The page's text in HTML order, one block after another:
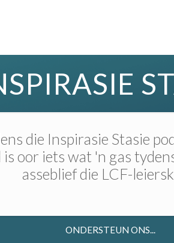
die Inspirasie Stasie
oor iets wat 'n gas
asseblief die LCF-
ONDERSTEUN ONS...